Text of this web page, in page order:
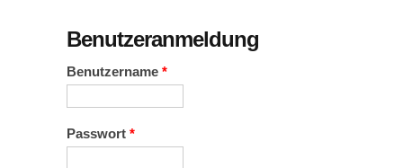
Benutzeranmeldung
Benutzername *
Passwort *